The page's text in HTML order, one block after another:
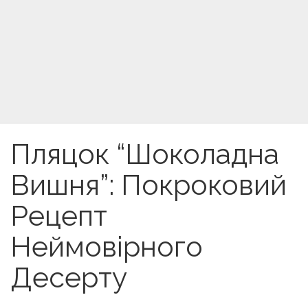
Пляцок “Шоколадна
Вишня”: Покроковий
Рецепт
Неймовірного
Десерту